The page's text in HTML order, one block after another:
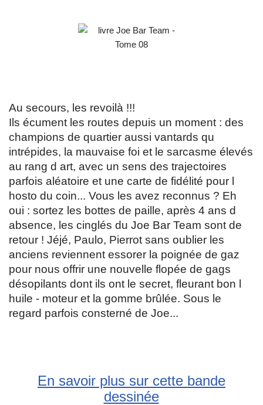
Au secours, les revoilà !!!
Ils écument les routes depuis un moment : des
champions de quartier aussi vantards qu
intrépides, la mauvaise foi et le sarcasme élevés
au rang d art, avec un sens des trajectoires
parfois aléatoire et une carte de fidélité pour l
hosto du coin... Vous les avez reconnus ? Eh
oui : sortez les bottes de paille, après 4 ans d
absence, les cinglés du Joe Bar Team sont de
retour ! Jéjé, Paulo, Pierrot sans oublier les
anciens reviennent essorer la poignée de gaz
pour nous offrir une nouvelle flopée de gags
désopilants dont ils ont le secret, fleurant bon l
huile - moteur et la gomme brûlée. Sous le
regard parfois consterné de Joe...
En savoir plus sur cette bande
dessinée